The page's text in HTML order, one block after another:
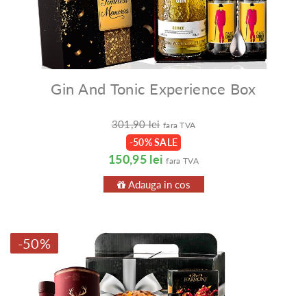
Gin And Tonic Experience Box
301,90 lei fara TVA
-50% SALE
150,95 lei fara TVA
Adauga in cos
-50%